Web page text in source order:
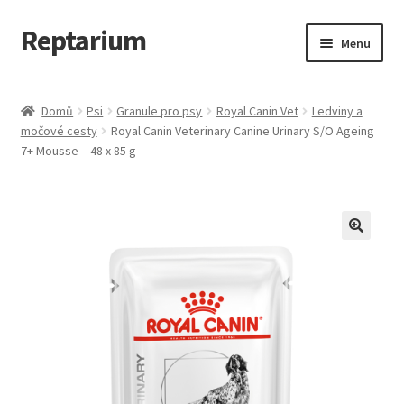
Přeskočit
na
Přejít
k
webu
Reptarium Menu
Košík
Domů Psi Granule pro psy Royal Canin Vet
Ledviny a
močové cesty
Royal Canin Veterinary Canine Urinary S/O Ageing
7+ Mousse – 48 x 85 g